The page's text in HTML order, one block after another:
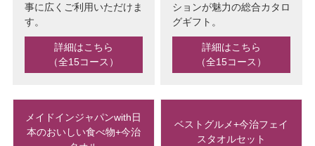
事に広くご利用いただけま
す。
詳細はこちら
（全15コース）
ションが魅力の総合カタロ
グギフト。
詳細はこちら
（全15コース）
メイドインジャパンwith日
本のおいしい食べ物+今治
ベストグルメ+今治フェイ
スタオルセット